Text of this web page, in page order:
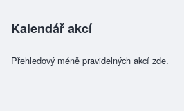
Kalendář akcí
Přehledový méně pravidelných akcí zde.